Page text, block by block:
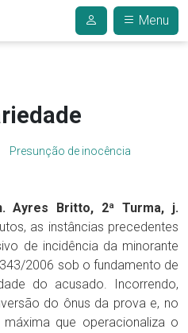
Menu
Presunção de inocência
Ayres Britto, 2ª Turma, j.
as instâncias precedentes
de incidência da minorante
2006 sob o fundamento de
do acusado. Incorrendo,
do ônus da prova e, no
que operacionaliza o